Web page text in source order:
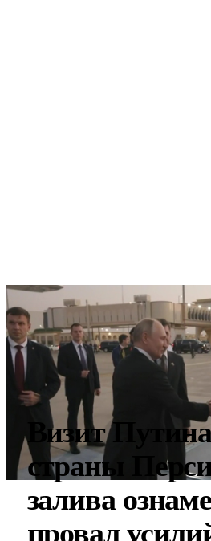
Визит
страны
залива
провал